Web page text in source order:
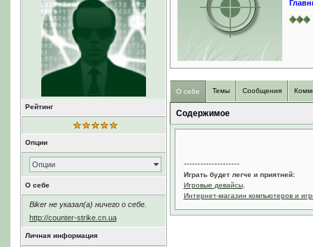
Рейтинг
Опции
Опции
О себе
Biker не указал(а) ничего о себе.
http://counter-strike.cn.ua
Личная информация
О себе Темы Сообщения
Содержимое
--------------------
Играть будет легче и приятней:
Игровые девайсы,
Интернет-магазин компьютеров и